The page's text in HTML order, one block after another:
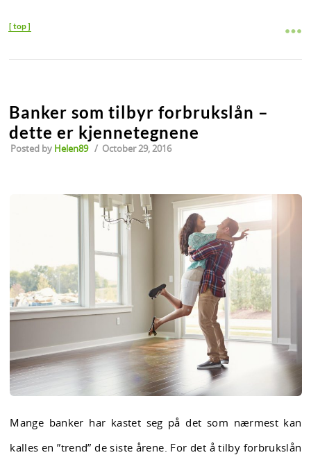
top
Banker som tilbyr forbrukslån –
dette er kjennetegnene
Posted by Helen89 / October 29, 2016
Mange banker har kastet seg på det som nærmest kan
kalles en ”trend” de siste årene. For det å tilby forbrukslån